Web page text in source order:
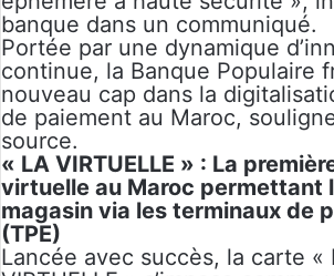
banque dans un communiqué.
Portée par une dynamique
continue, la Banque Populaire
nouveau cap dans la
de paiement au Maroc,
source.
« LA VIRTUELLE » : La
virtuelle au Maroc permettant
magasin via les terminaux de
(TPE)
Lancée avec succès, la carte «